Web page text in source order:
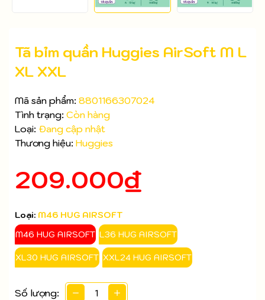
Tã bỉm quần Huggies AirSoft M L
XL XXL
Mã sản phẩm: 8801166307024
Tình trạng: Còn hàng
Loại: Đang cập nhật
Thương hiệu: Huggies
209.000₫
Loại: M46 HUG AIRSOFT
M46 HUG AIRSOFT L36 HUG AIRSOFT
XL30 HUG AIRSOFT XXL24 HUG AIRSOFT
Số lượng:
Ngày hết hạn:
Điều kiện: